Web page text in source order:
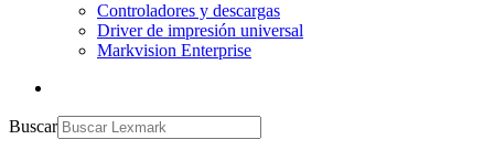
Controladores y descargas
Driver de impresión universal
Markvision Enterprise
Buscar